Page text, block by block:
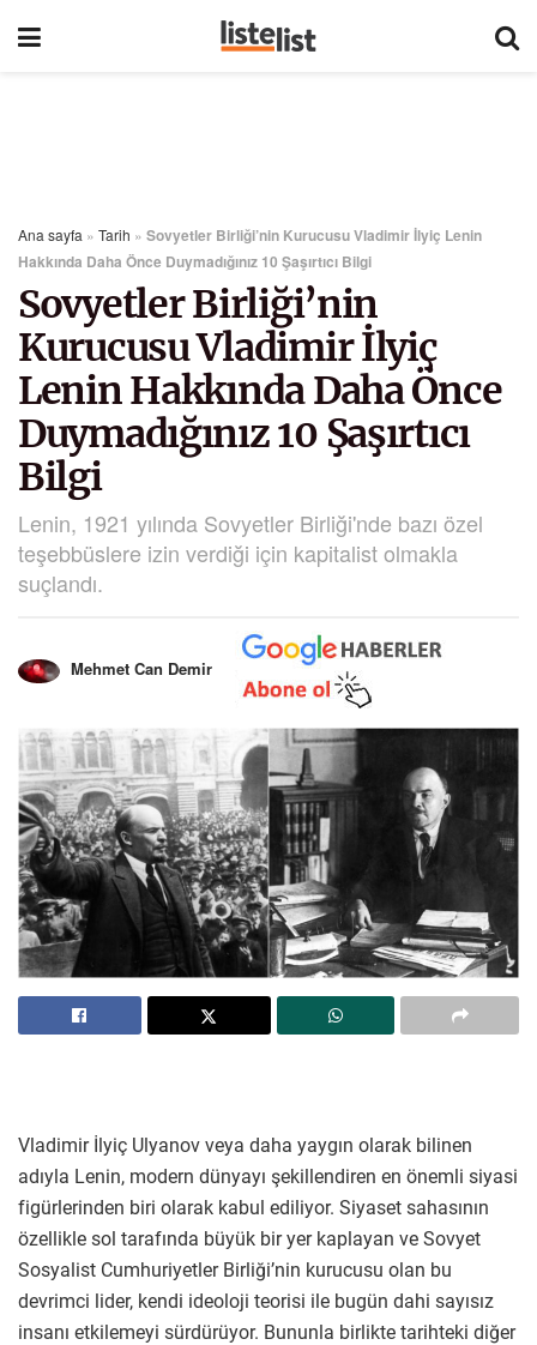
Ana sayfa » Tarih » Sovyetler Birliği’nin Kurucusu Vladimir İlyiç Lenin
Hakkında Daha Önce Duymadığınız 10 Şaşırtıcı Bilgi
Sovyetler Birliği’nin
Kurucusu Vladimir İlyiç
Lenin Hakkında Daha Önce
Duymadığınız 10 Şaşırtıcı
Bilgi
Lenin, 1921 yılında Sovyetler Birliği'nde bazı özel
teşebbüslere izin verdiği için kapitalist olmakla
suçlandı.
Mehmet Can Demir
Vladimir İlyiç Ulyanov veya daha yaygın olarak bilinen
adıyla Lenin, modern dünyayı şekillendiren en önemli siyasi
figürlerinden biri olarak kabul ediliyor. Siyaset sahasının
özellikle sol tarafında büyük bir yer kaplayan ve Sovyet
Sosyalist Cumhuriyetler Birliği’nin kurucusu olan bu
devrimci lider, kendi ideoloji teorisi ile bugün dahi sayısız
insanı etkilemeyi sürdürüyor. Bununla birlikte tarihteki diğer